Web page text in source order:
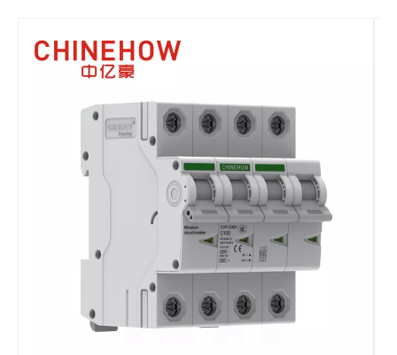
CVP-TH Actuador de balancín de ángulo de disyuntor magnético hidráulico con protección y bus de tornillo M5 1P